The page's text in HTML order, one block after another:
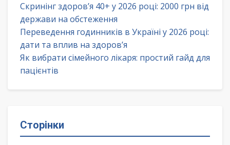
Скринінг здоров’я 40+ у 2026 році: 2000 грн від
держави на обстеження
Переведення годинників в Україні у 2026 році:
дати та вплив на здоров’я
Як вибрати сімейного лікаря: простий гайд для
пацієнтів
Сторінки